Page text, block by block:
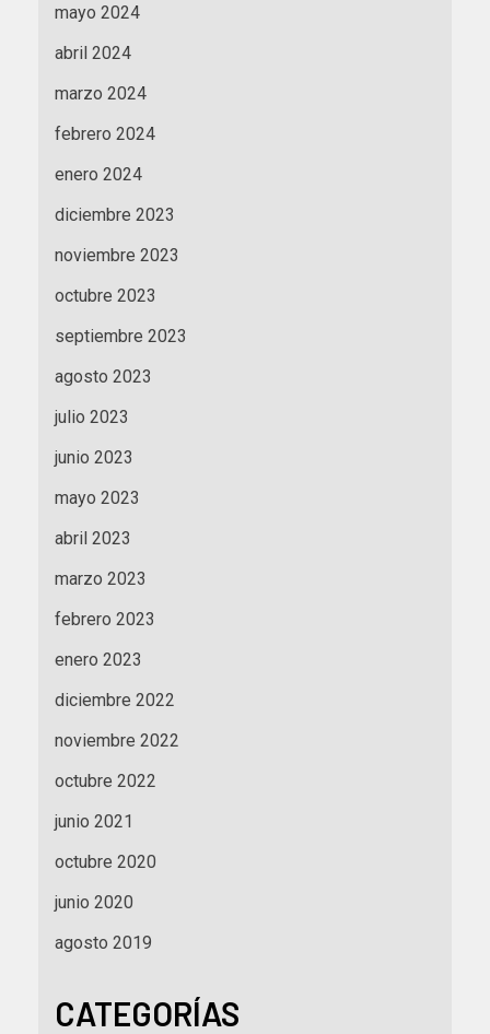
mayo 2024
abril 2024
marzo 2024
febrero 2024
enero 2024
diciembre 2023
noviembre 2023
octubre 2023
septiembre 2023
agosto 2023
julio 2023
junio 2023
mayo 2023
abril 2023
marzo 2023
febrero 2023
enero 2023
diciembre 2022
noviembre 2022
octubre 2022
junio 2021
octubre 2020
junio 2020
agosto 2019
CATEGORÍAS